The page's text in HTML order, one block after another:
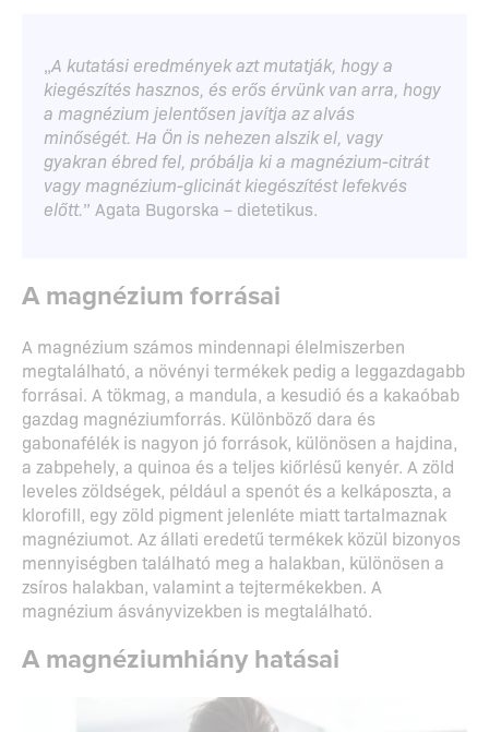
„A kutatási eredmények azt mutatják, hogy a
kiegészítés hasznos, és erős érvünk van arra, hogy
a magnézium jelentősen javítja az alvás
minőségét. Ha Ön is nehezen alszik el, vagy
gyakran ébred fel, próbálja ki a magnézium-citrát
vagy magnézium-glicinát kiegészítést lefekvés
előtt.” Agata Bugorska – dietetikus.
A magnézium forrásai
A magnézium számos mindennapi élelmiszerben
megtalálható, a növényi termékek pedig a leggazdagabb
forrásai. A tökmag, a mandula, a kesudió és a kakaóbab
gazdag magnéziumforrás. Különböző dara és
gabonafélék is nagyon jó források, különösen a hajdina,
a zabpehely, a quinoa és a teljes kiőrlésű kenyér. A zöld
leveles zöldségek, például a spenót és a kelkáposzta, a
klorofill, egy zöld pigment jelenléte miatt tartalmaznak
magnéziumot. Az állati eredetű termékek közül bizonyos
mennyiségben található meg a halakban, különösen a
zsíros halakban, valamint a tejtermékekben. A
magnézium ásványvizekben is megtalálható.
A magnéziumhiány hatásai